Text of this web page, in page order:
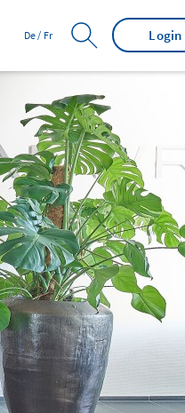
Login
De/ Fr